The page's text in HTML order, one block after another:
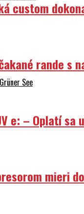
See
custom
rande s
e: – Oplatí
mieri